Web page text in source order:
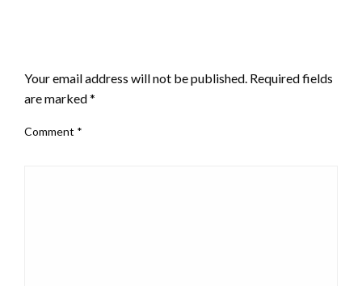
Your email address will not be published. Required fields
are marked*
Comment *